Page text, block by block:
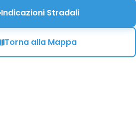
Indicazioni Stradali
Torna alla Mappa